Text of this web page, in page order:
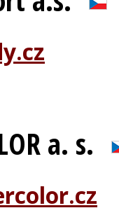
a. s.